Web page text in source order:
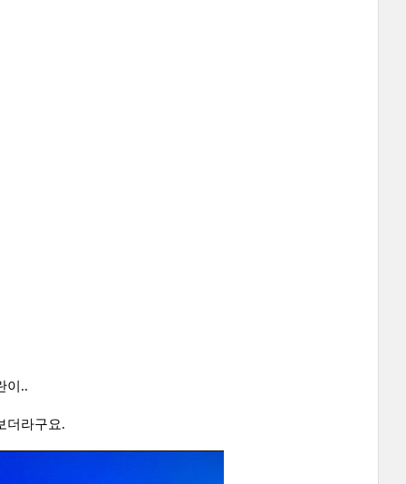
이..
더라구요.